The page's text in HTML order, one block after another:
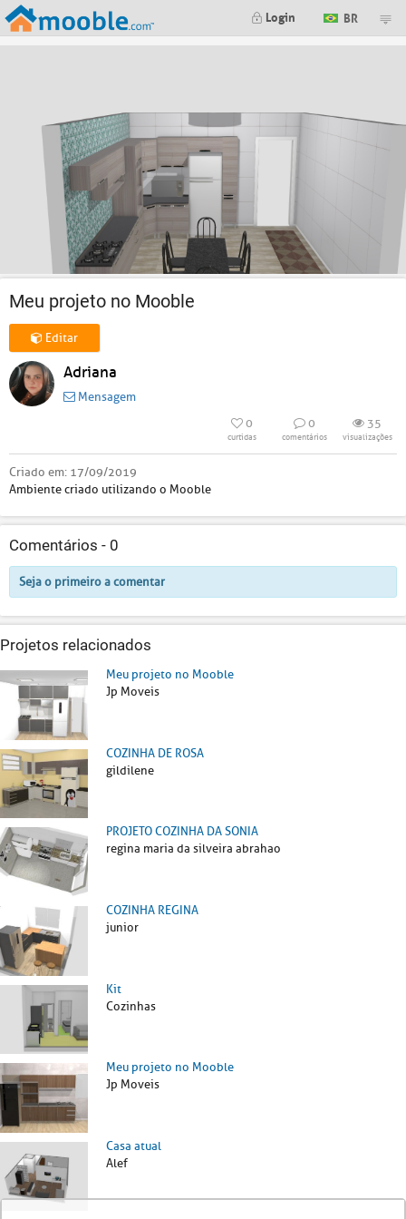
Login BR
Meu projeto no Mooble
Editar
Adriana
Mensagem
0
curtidas
0
comentários
35
visualizações
Criado em: 17/09/2019
Ambiente criado utilizando o Mooble
Comentários - 0
Seja o primeiro a comentar
Projetos relacionados
Meu projeto no Mooble
Jp Moveis
COZINHA DE ROSA
gildilene
PROJETO COZINHA DA SONIA
regina maria da silveira abrahao
COZINHA REGINA
junior
Kit
Cozinhas
Meu projeto no Mooble
Jp Moveis
Casa atual
Alef